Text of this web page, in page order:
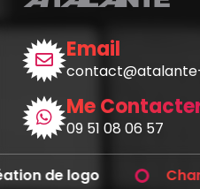
Email
Me
09 51 08 06 57
de logo Charte